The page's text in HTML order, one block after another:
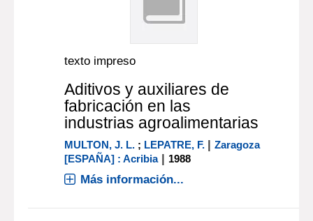
texto impreso
Aditivos y auxiliares de
fabricación en las
industrias agroalimentarias
MULTON, J. L. ; LEPATRE, F. |Zaragoza
[ESPAÑA] : Acribia| 1988
Más información...